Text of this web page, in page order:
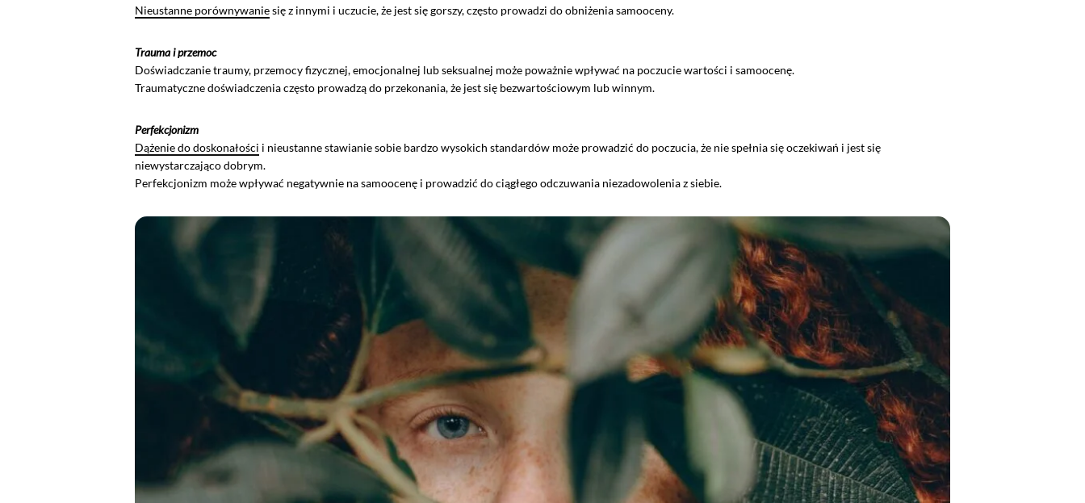
Nieustanne porównywaniesię z innymi i uczucie, że jest się gorszy, często prowadzi do obniżenia samooceny.
Trauma i przemoc
Doświadczanie traumy, przemocy fizycznej, emocjonalnej lub seksualnej może poważnie wpływać na poczucie wartości i samoocenę.
Traumatyczne doświadczenia często prowadzą do przekonania, że jest się bezwartościowym lub winnym.
Perfekcjonizm
Dążenie do doskonałości i nieustanne stawianie sobie bardzo wysokich standardów może prowadzić do poczucia, że nie spełnia się oczekiwań i jest się
niewystarczająco dobrym.
Perfekcjonizm może wpływać negatywnie na samoocenę i prowadzić do ciągłego odczuwania niezadowolenia z siebie.